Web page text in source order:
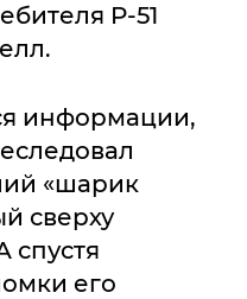
P-51
информации,
«шарик
сверху
спустя
его